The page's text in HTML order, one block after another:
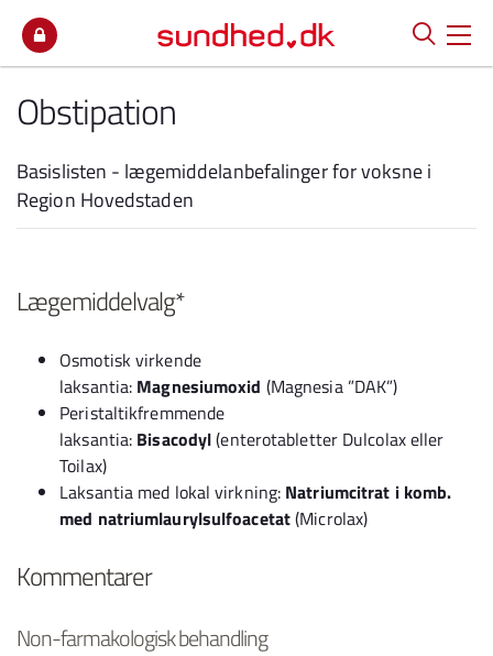
Obstipation
Basislisten - lægemiddelanbefalinger for voksne i
Region Hovedstaden
Lægemiddelvalg*
Osmotisk virkende
laksantia: Magnesiumoxid (Magnesia ”DAK”)
Peristaltikfremmende
laksantia: Bisacodyl(enterotabletter Dulcolax eller
Toilax)
Laksantia med lokal virkning: Natriumcitrat i komb.
med natriumlaurylsulfoacetat(Microlax)
Kommentarer
Non-farmakologisk behandling